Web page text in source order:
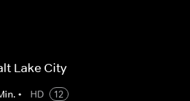
Lake City
• HD
12